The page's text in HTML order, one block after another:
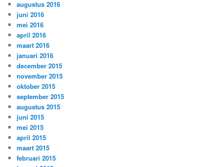
augustus 2016
juni 2016
mei 2016
april 2016
maart 2016
januari 2016
december 2015
november 2015
oktober 2015
september 2015
augustus 2015
juni 2015
mei 2015
april 2015
maart 2015
februari 2015